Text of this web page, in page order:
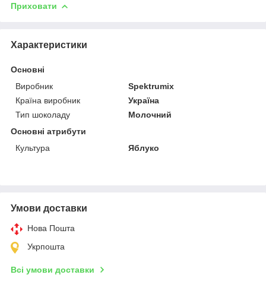
Приховати
Характеристики
Основні
Виробник
Spektrumix
Країна виробник
Україна
Тип шоколаду
Молочний
Основні атрибути
Культура
Яблуко
Умови доставки
Нова Пошта
Укрпошта
Всі умови доставки